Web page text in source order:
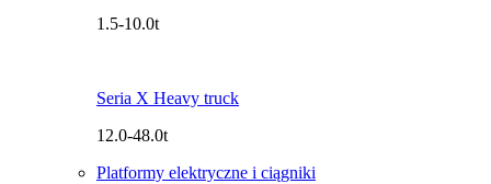
1.5-10.0t
Seria X Heavy truck
12.0-48.0t
Platformy elektryczne i ciągniki